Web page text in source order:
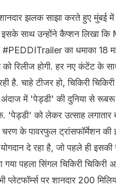
झलक साझा करते हुए मुंबई
इसके साथ उन्होंने कैप्शन लिखा
का धमाका 18
को रिलीज होगी. हर नए कंटेंट के
चाहे टीजर हो, चिकिरी चिकिरी
में 'पेड्डी' की दुनिया से रूबरू
'पेड्डी' को लेकर उत्साह लगातार
चरण के पावरफुल ट्रांसफॉर्मेशन
दे रहा है, जो पहले ही
गया पहला सिंगल चिकिरी
प्लेटफॉर्म्स पर शानदार 200